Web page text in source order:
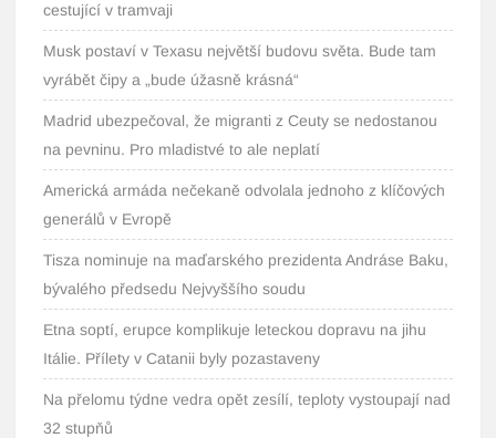
cestující v tramvaji
Musk postaví v Texasu největší budovu světa. Bude tam
vyrábět čipy a „bude úžasně krásná“
Madrid ubezpečoval, že migranti z Ceuty se nedostanou
na pevninu. Pro mladistvé to ale neplatí
Americká armáda nečekaně odvolala jednoho z klíčových
generálů v Evropě
Tisza nominuje na maďarského prezidenta Andráse Baku,
bývalého předsedu Nejvyššího soudu
Etna soptí, erupce komplikuje leteckou dopravu na jihu
Itálie. Přílety v Catanii byly pozastaveny
Na přelomu týdne vedra opět zesílí, teploty vystoupají nad
32 stupňů